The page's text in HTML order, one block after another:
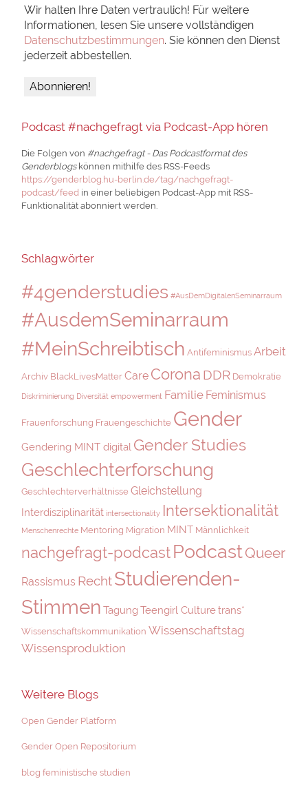
Wir halten Ihre Daten vertraulich! Für weitere
Informationen, lesen Sie unsere vollständigen
Datenschutzbestimmungen. Sie können den Dienst
jederzeit abbestellen.
Podcast #nachgefragt via Podcast-App hören
Die Folgen von #nachgefragt - Das Podcastformat des
Genderblogskönnen mithilfe des RSS-Feeds
https://genderblog.hu-berlin.de/tag/nachgefragt-
podcast/feed in einer beliebigen Podcast-App mit RSS-
Funktionalität abonniert werden.
Schlagwörter
#4genderstudies #AusDemDigitalenSeminarraum
#AusdemSeminarraum
#MeinSchreibtisch Antifeminismus Arbeit
Archiv BlackLivesMatter Care Corona DDR Demokratie
Diskriminierung Diversität empowerment Familie Feminismus
Frauenforschung Frauengeschichte Gender
Gendering MINT digital Gender Studies
Geschlechterforschung
Geschlechterverhältnisse Gleichstellung
Interdisziplinarität intersectionality Intersektionalität
Menschenrechte Mentoring Migration MINT Männlichkeit
nachgefragt-podcastPodcastQueer
Rassismus RechtStudierenden-
Stimmen Tagung Teengirl Culturetrans*
Wissenschaftskommunikation Wissenschaftstag
Wissensproduktion
Weitere Blogs
Open Gender Platform
Gender Open Repositorium
blog feministische studien